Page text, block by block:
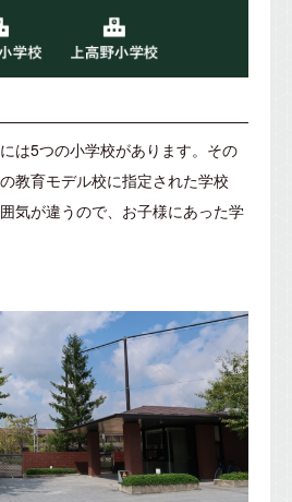
は5つの小学校があります。その
教育モデル校に指定された学校
気が違うので、お子様にあった学